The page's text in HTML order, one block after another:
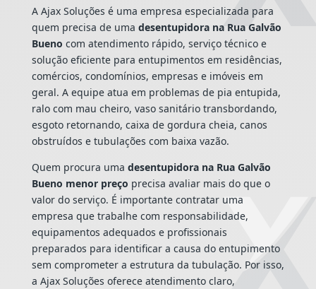
A Ajax Soluções é uma empresa especializada para
quem precisa de uma desentupidora na Rua Galvão
Bueno com atendimento rápido, serviço técnico e
solução eficiente para entupimentos em residências,
comércios, condomínios, empresas e imóveis em
geral. A equipe atua em problemas de pia entupida,
ralo com mau cheiro, vaso sanitário transbordando,
esgoto retornando, caixa de gordura cheia, canos
obstruídos e tubulações com baixa vazão.
Quem procura uma desentupidora na Rua Galvão
Bueno menor preço precisa avaliar mais do que o
valor do serviço. É importante contratar uma
empresa que trabalhe com responsabilidade,
equipamentos adequados e profissionais
preparados para identificar a causa do entupimento
sem comprometer a estrutura da tubulação. Por isso,
a Ajax Soluções oferece atendimento claro,